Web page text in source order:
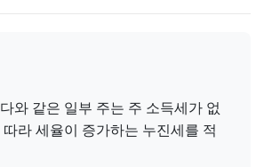
와 같은 일부 주는 주 소득세가 없
라 세율이 증가하는 누진세를 적